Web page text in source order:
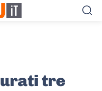
tre